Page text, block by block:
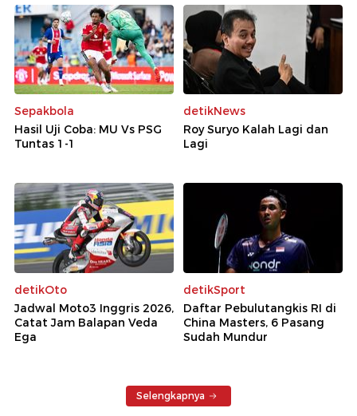
Sepakbola
Hasil Uji Coba: MU Vs PSG
Tuntas 1-1
detikNews
Roy Suryo Kalah Lagi dan
Lagi
detikOto
Jadwal Moto3 Inggris 2026,
Catat Jam Balapan Veda
Ega
detikSport
Daftar Pebulutangkis RI di
China Masters, 6 Pasang
Sudah Mundur
Selengkapnya